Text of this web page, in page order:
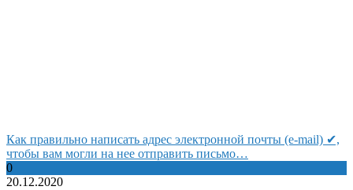
Как правильно написать адрес электронной почты (e-mail) ✔,
чтобы вам могли на нее отправить письмо…
0
20.12.2020